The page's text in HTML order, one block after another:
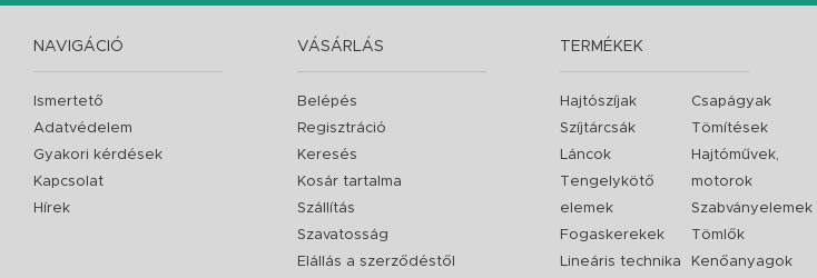
NAVIGÁCIÓ
Ismertető
Adatvédelem
Gyakori kérdések
Kapcsolat
Hírek
VÁSÁRLÁS
Belépés
Regisztráció
Keresés
Kosár tartalma
Szállítás
Szavatosság
Elállás a szerződéstől
TERMÉKEK
Hajtószíjak
Szíjtárcsák
Láncok
Tengelykötő
elemek
Fogaskerekek
Lineáris technika
Csapágyak
Tömítések
Hajtóművek,
motorok
Szabványelemek
Tömlők
Kenőanyagok